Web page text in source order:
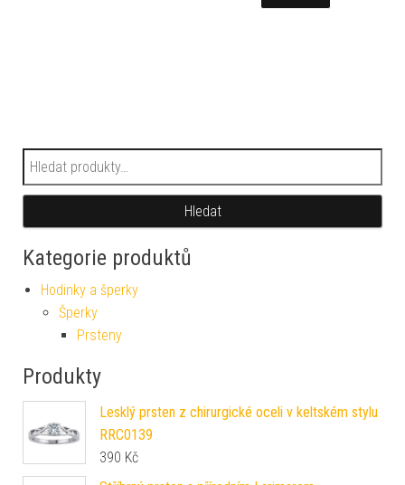
Hledat:
Hledat
Kategorie produktů
Hodinky a šperky
Šperky
Prsteny
Produkty
Lesklý prsten z chirurgické oceli v keltském stylu
RRC0139
390 Kč